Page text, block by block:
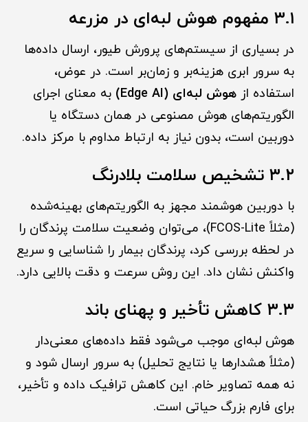
۳.۱ مفهوم هوش لبه‌ای در مزرعه
در بسیاری از سیستم‌های پرورش طیور، ارسال داده‌ها
به سرور ابری هزینه‌بر و زمان‌بر است. در عوض،
استفاده از هوش لبه‌ای (Edge AI)
به معنای اجرای
الگوریتم‌های هوش مصنوعی در همان دستگاه یا
دوربین است، بدون نیاز به ارتباط مداوم با مرکز داده.
۳.۲ تشخیص سلامت بلادرنگ
با دوربین هوشمند مجهز به الگوریتم‌های بهینه‌شده
(مثلاً FCOS-Lite)، می‌توان وضعیت سلامت پرندگان را
در لحظه بررسی کرد، پرندگان بیمار را شناسایی و سریع
واکنش نشان داد. این روش سرعت و دقت بالایی دارد.
۳.۳ کاهش تأخیر و پهنای باند
هوش لبه‌ای موجب می‌شود فقط داده‌های معنی‌دار
(مثلاً هشدارها یا نتایج تحلیل) به سرور ارسال شود و
نه همه تصاویر خام. این کاهش ترافیک داده و تأخیر،
برای فارم بزرگ حیاتی است.